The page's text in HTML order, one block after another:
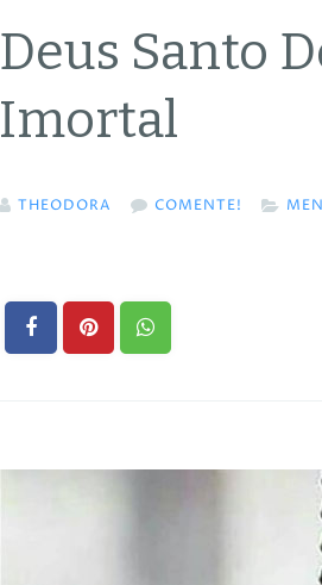
Deus Santo
Imortal
THEODORA COMENTE!